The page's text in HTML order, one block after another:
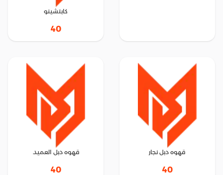
كابتشينو
40
قهوه دبل نجار
40
قهوه دبل العميد
40